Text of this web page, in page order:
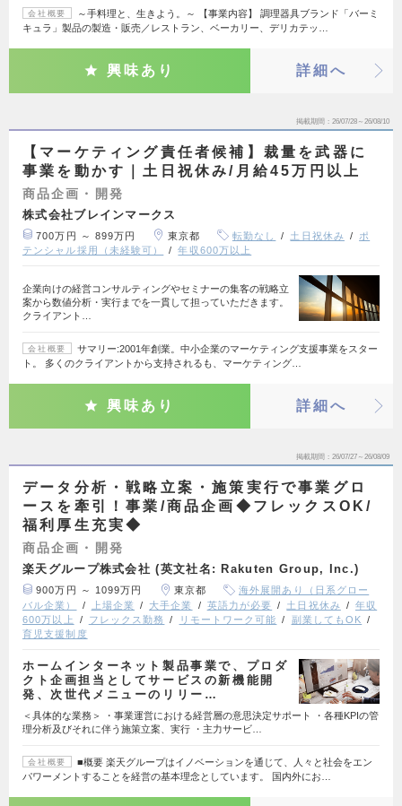
会社概要
～手料理と、生きよう。～ 【事業内容】 調理器具ブランド「バーミ
キュラ」製品の製造・販売／レストラン、ベーカリー、デリカテッ…
興味あり 詳細へ
掲載期間 26/07/28～26/08/10
【マーケティング責任者候補】裁量を武器に
事業を動かす｜土日祝休み/月給45万円以上
商品企画・開発
株式会社ブレインマークス
700万円 ～ 899万円 東京都 転勤なし 土日祝休み
ポ
テンシャル採用（未経験可）
年収600万以上
企業向けの経営コンサルティングやセミナーの集客の戦略立
案から数値分析・実行までを一貫して担っていただきます。
クライアント…
会社概要
サマリー:2001年創業。中小企業のマーケティング支援事業をスター
ト。 多くのクライアントから支持されるも、マーケティング…
興味あり 詳細へ
掲載期間 26/07/27～26/08/09
データ分析・戦略立案・施策実行で事業グロ
ースを牽引！事業/商品企画◆フレックスOK/
福利厚生充実◆
商品企画・開発
楽天グループ株式会社 (英文社名: Rakuten Group, Inc.)
900万円 ～ 1099万円 東京都
海外展開あり（日系グロー
バル企業）
上場企業 大手企業 英語力が必要 土日祝休み
年収
600万以上
フレックス勤務 リモートワーク可能
副業してもOK
育児支援制度
ホームインターネット製品事業で、プロダ
クト企画担当としてサービスの新機能開
発、次世代メニューのリリー…
＜具体的な業務＞ ・事業運営における経営層の意思決定サポート ・各種KPIの管
理分析及びそれに伴う施策立案、実行 ・主力サービ…
会社概要
■概要 楽天グループはイノベーションを通じて、人々と社会をエン
パワーメントすることを経営の基本理念としています。 国内外にお…